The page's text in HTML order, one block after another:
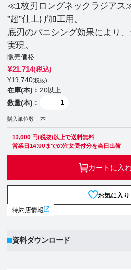
≪1枚刃ロングネックラジアス
”超”仕上げ加工用。
底刃のバニシング効果により
実現。
販売価格
¥21,714(税込)
¥19,740(税抜)
在庫(本)
20以上
数量(本)
購入単位数 本
10,000 円(税抜)以上で送料無料
営業日14:00までの注文受付分を当日出荷
カートに入
お気に入り
特約店情報
資料ダウンロード